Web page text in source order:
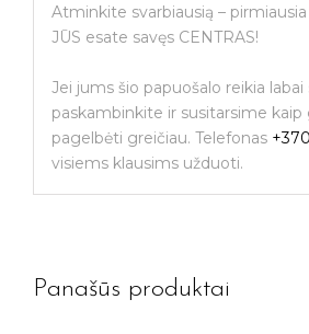
Atminkite svarbiausią –
JŪS esate savęs CENTRAS!
Jei jums šio papuošalo reikia labai
paskambinkite ir susitarsime
pagelbėti greičiau. Telefonas
visiems klausims užduoti.
Panašūs produktai